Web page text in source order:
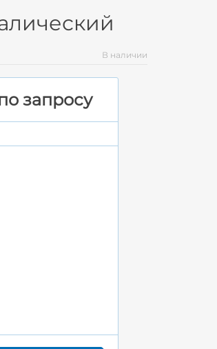
В наличии
запросу